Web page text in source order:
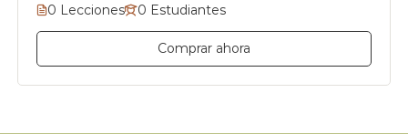
0 Lecciones 0 Estudiantes
Comprar ahora